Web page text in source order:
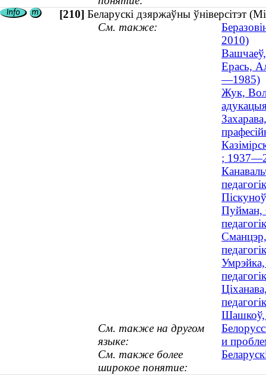
[210] Беларускі дзяржаўны ўніверсітэт
См. также:
2010)
Ерась,
—1985)
Жук,
;
Пуйман,
Шашкоў,
См. также на другом
языке:
и
См. также более
широкое понятие: